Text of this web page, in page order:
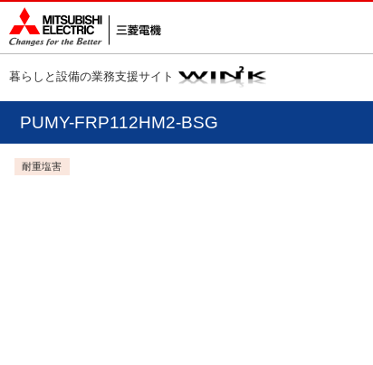
暮らしと設備の業務支援サイト
PUMY-FRP112HM2-BSG
耐重塩害